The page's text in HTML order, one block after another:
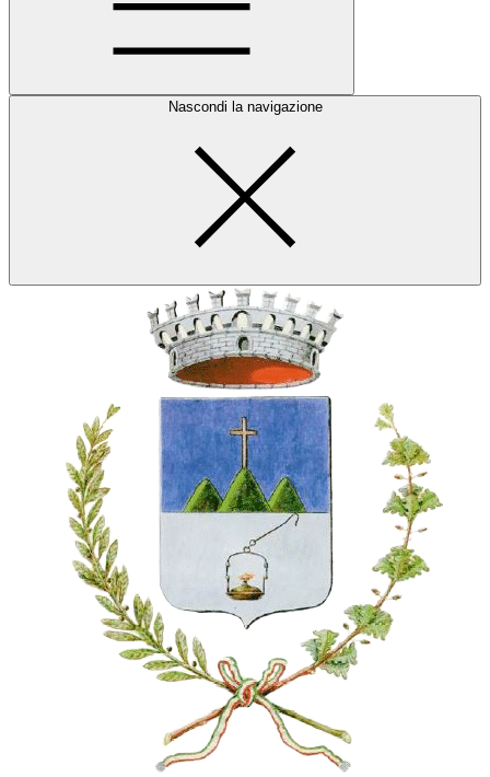
Nascondi la navigazione